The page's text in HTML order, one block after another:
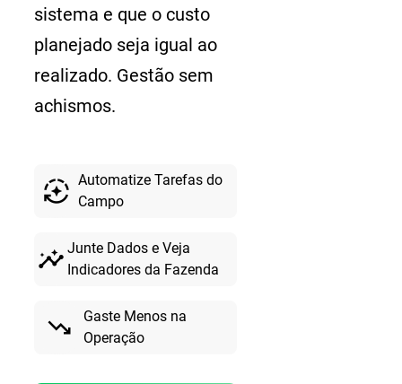
sistema e que o custo
planejado seja igual ao
realizado. Gestão sem
achismos.
auto_mode Automatize Tarefas do
Campo
insights Junte Dados e Veja
Indicadores da Fazenda
trending_down
Gaste Menos na
Operação